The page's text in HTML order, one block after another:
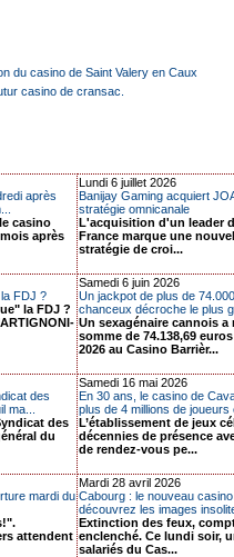
du casino de Saint Valery en Caux
casino de cransac.
après
casino
après
Lundi 6 juillet 2026
Banijay Gaming acquiert
stratégie omnicanale
L'acquisition d'un leader
France marque une
stratégie de croi...
FDJ ?
la FDJ ?
Samedi 6 juin 2026
Un jackpot de plus de
chanceux décroche le plus
Un sexagénaire cannois a
somme de 74.138,69
2026 au Casino Barrièr...
des
ma...
des
du
Samedi 16 mai 2026
En 30 ans, le casino de
plus de 4 millions de joueurs
L’établissement de jeux
décennies de présence
de rendez-vous pe...
mardi du
attendent
Mardi 28 avril 2026
Cabourg : le nouveau
découvrez les images
Extinction des feux,
enclenché. Ce lundi soir,
salariés du Cas...